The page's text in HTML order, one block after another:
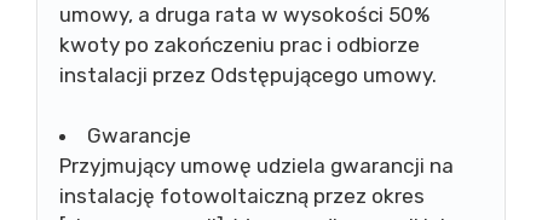
umowy, a druga rata w wysokości 50%
kwoty po zakończeniu prac i odbiorze
instalacji przez Odstępującego umowy.
Gwarancje
Przyjmujący umowę udziela gwarancji na
instalację fotowoltaiczną przez okres